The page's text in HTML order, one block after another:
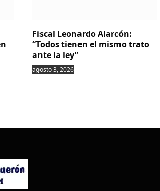
Fiscal Leonardo Alarcón:
“Todos tienen el mismo trato
ante la ley”
agosto 3, 2026